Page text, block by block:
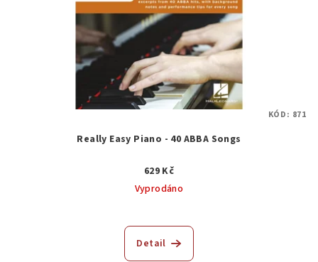
Really Easy Piano - 40 ABBA Songs
629 Kč
Vyprodáno
Detail
KÓD: 871